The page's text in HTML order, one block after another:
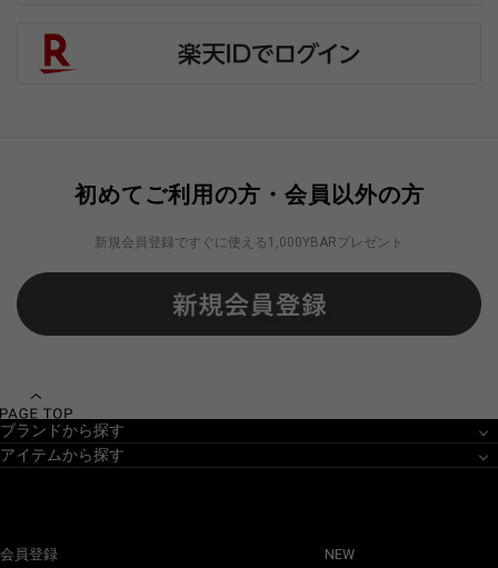
初めてご利用の方・会員以外の方
新規会員登録ですぐに使える1,000YBARプレゼント
ブランドから探す
アイテムから探す
会員登録 NEW